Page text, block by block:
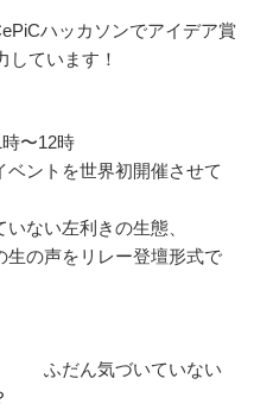
ハッカソンでアイデア賞
しています！
〜12時
ントを世界初開催させて
ない左利きの生態、
生の声をリレー登壇形式で
だん気づいていない